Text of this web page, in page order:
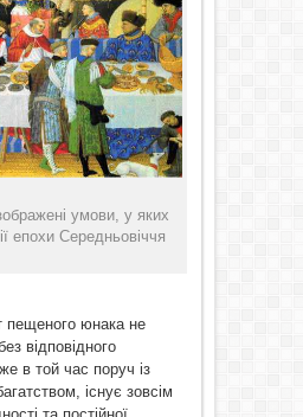
умови, у яких
епохи Середньовіччя
пещеного юнака не
відповідного
в той час поруч із
існує зовсім